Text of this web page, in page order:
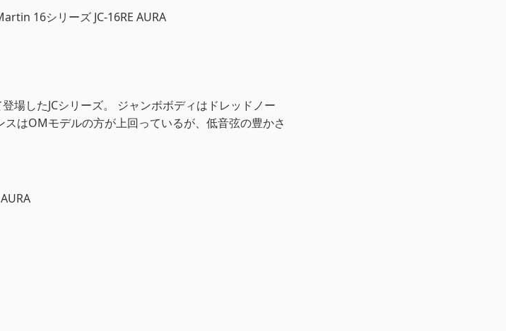
16シリーズ JC-16RE AURA
場したJCシリーズ。 ジャンボボディはドレッドノー
はOMモデルの方が上回っているが、低音弦の豊かさ